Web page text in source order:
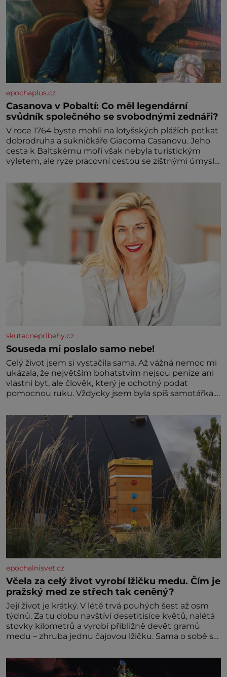
epochaplus.cz
Casanova v Pobaltí: Co měl legendární
svůdník společného se svobodnými zednáři?
V roce 1764 byste mohli na lotyšských plážích potkat
dobrodruha a sukničkáře Giacoma Casanovu. Jeho
cesta k Baltskému moři však nebyla turistickým
výletem, ale ryze pracovní cestou se zištnými úmysly.
procházel uličkami lotyšské Rigy? Casanova v Pobaltí
kontaktoval tamní zednářské lóže. Nebyl v této
oblasti žádným nováčkem, protože do zednářské
skutecnepribehy.cz
Souseda mi poslalo samo nebe!
Celý život jsem si vystačila sama. Až vážná nemoc mi
ukázala, že největším bohatstvím nejsou peníze ani
vlastní byt, ale člověk, který je ochotný podat
pomocnou ruku. Vždycky jsem byla spíš samotářka.
ani partnera. Stačily mi knihy, práce a hlavně klid.
Hned po studiích jsem odešla z rodného města,
epochalnisvet.cz
Včela za celý život vyrobí lžičku medu. Čím je
pražský med ze střech tak ceněný?
Její život je krátký. V létě trvá pouhých šest až osm
týdnů. Za tu dobu navštíví desetitisíce květů, nalétá
stovky kilometrů a vyrobí přibližně devět gramů
medu – zhruba jednu čajovou lžičku. Sama o sobě se
dalšími desítkami tisíc příslušnic svého včelstva,
vznikne jeden z nejdokonalejších organismů